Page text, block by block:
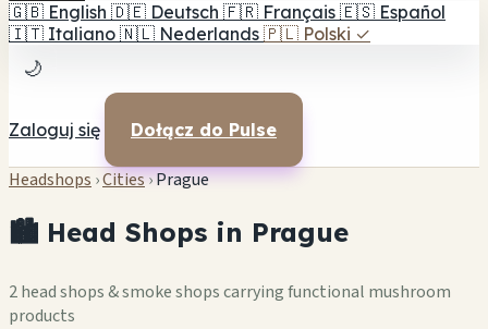
🇬🇧 English 🇩🇪 Deutsch 🇫🇷 Français 🇪🇸 Español
🇮🇹 Italiano 🇳🇱 Nederlands 🇵🇱 Polski ✓
🌙
Zaloguj się Dołącz do Pulse
Headshops ›Cities›Prague
🏙️ Head Shops in Prague
2 head shops & smoke shops carrying functional mushroom
products